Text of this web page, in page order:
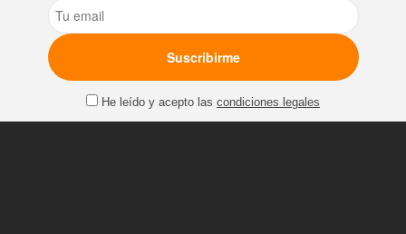
Email
He leído y acepto las condiciones legales